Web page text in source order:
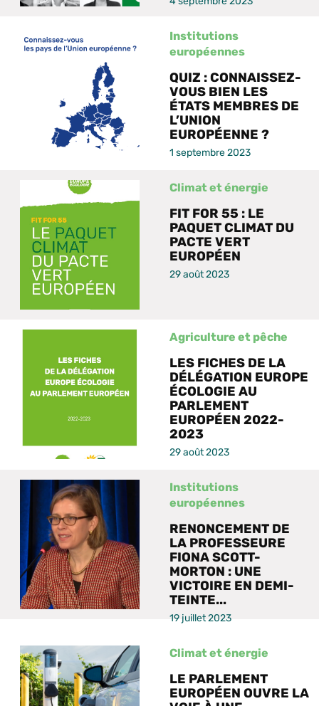
Institutions
européennes
QUIZ : CONNAISSEZ-
VOUS BIEN LES
ÉTATS MEMBRES DE
L’UNION
EUROPÉENNE ?
1 septembre 2023
Climat et énergie
FIT FOR 55 : LE
PAQUET CLIMAT DU
PACTE VERT
EUROPÉEN
29 août 2023
Agriculture et pêche
LES FICHES DE LA
DÉLÉGATION EUROPE
ÉCOLOGIE AU
PARLEMENT
EUROPÉEN 2022-
2023
29 août 2023
Institutions
européennes
RENONCEMENT DE
LA PROFESSEURE
FIONA SCOTT-
MORTON : UNE
VICTOIRE EN DEMI-
TEINTE...
19 juillet 2023
Climat et énergie
LE PARLEMENT
EUROPÉEN OUVRE LA